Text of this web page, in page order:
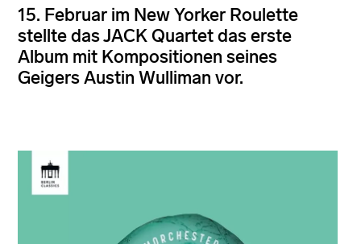
15. Februar im New Yorker Roulette
stellte das JACK Quartet das erste
Album mit Kompositionen seines
Geigers Austin Wulliman vor.